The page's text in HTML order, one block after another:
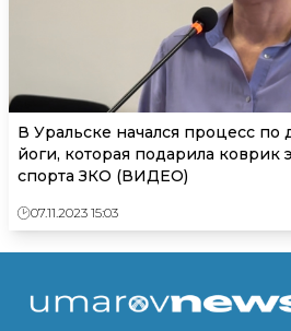
В Уральске начался процесс по
йоги, которая подарила коврик
спорта ЗКО (ВИДЕО)
07.11.2023 15:03